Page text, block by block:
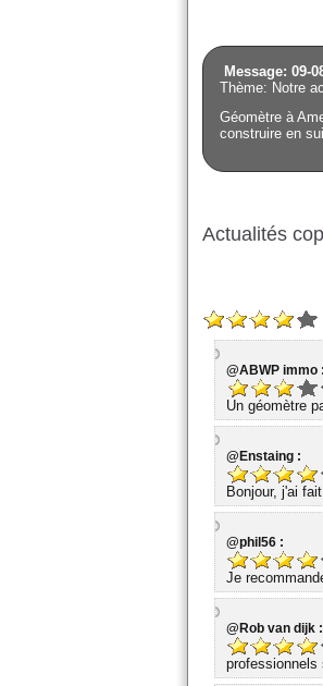
Message: 09-
Thème: Notre
Géomètre à
construire en
Actualités
@ABWP immo :
Un géomètre
@Enstaing :
Bonjour, j'ai
@phil56 :
Je
@Rob van dijk :
professionnels